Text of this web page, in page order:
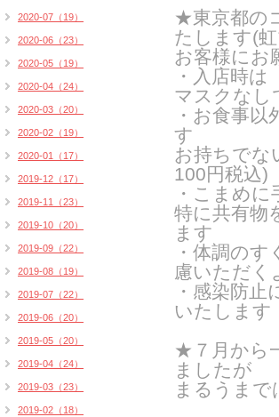
★東京都の
たします(
お客様にお
・入店時
マスクなし
・お食事
す
お持ちでな
100円税込)
・こまめ
特に共有物
ます
・体調の
慮いただく
・感染防
いたします
★７月から
ましたが
まるうま
2020-07（19）
2020-06（23）
2020-05（19）
2020-04（24）
2020-03（20）
2020-02（19）
2020-01（17）
2019-12（17）
2019-11（23）
2019-10（20）
2019-09（22）
2019-08（19）
2019-07（22）
2019-06（20）
2019-05（20）
2019-04（24）
2019-03（23）
2019-02（18）